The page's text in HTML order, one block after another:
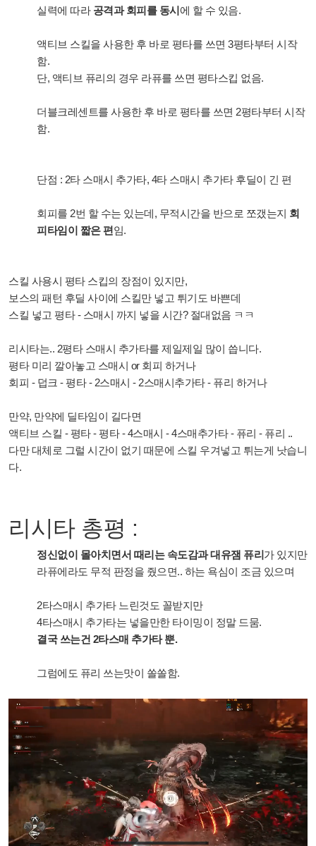
실력에 따라 공격과 회피를 동시에 할 수 있음.
액티브 스킬을 사용한 후 바로 평타를 쓰면 3평타부터 시작
함.
단, 액티브 퓨리의 경우 라퓨를 쓰면 평타스킵 없음.
더블크레센트를 사용한 후 바로 평타를 쓰면 2평타부터 시작
함.
단점 : 2타 스매시 추가타, 4타 스매시 추가타 후딜이 긴 편
회피를 2번 할 수는 있는데, 무적시간을 반으로 쪼갰는지 회
피타임이 짧은 편임.
스킬 사용시 평타 스킵의 장점이 있지만,
보스의 패턴 후딜 사이에 스킬만 넣고 튀기도 바쁜데
스킬 넣고 평타 - 스매시 까지 넣을 시간? 절대없음 ㅋㅋ
리시타는.. 2평타 스매시 추가타를 제일제일 많이 씁니다.
평타 미리 깔아놓고 스매시 or 회피 하거나
회피 - 덥크 - 평타 - 2스매시 - 2스매시추가타 - 퓨리 하거나
만약, 만약에 딜타임이 길다면
액티브 스킬 - 평타 - 평타 - 4스매시 - 4스매추가타 - 퓨리 - 퓨리 ..
다만 대체로 그럴 시간이 없기 때문에 스킬 우겨넣고 튀는게 낫습니
다.
리시타 총평 :
정신없이 몰아치면서 때리는 속도감과 대유잼 퓨리가 있지만
라퓨에라도 무적 판정을 줬으면.. 하는 욕심이 조금 있으며
2타스매시 추가타 느린것도 꼴받지만
4타스매시 추가타는 넣을만한 타이밍이 정말 드뭄.
결국 쓰는건 2타스매 추가타 뿐.
그럼에도 퓨리 쓰는맛이 쏠쏠함.